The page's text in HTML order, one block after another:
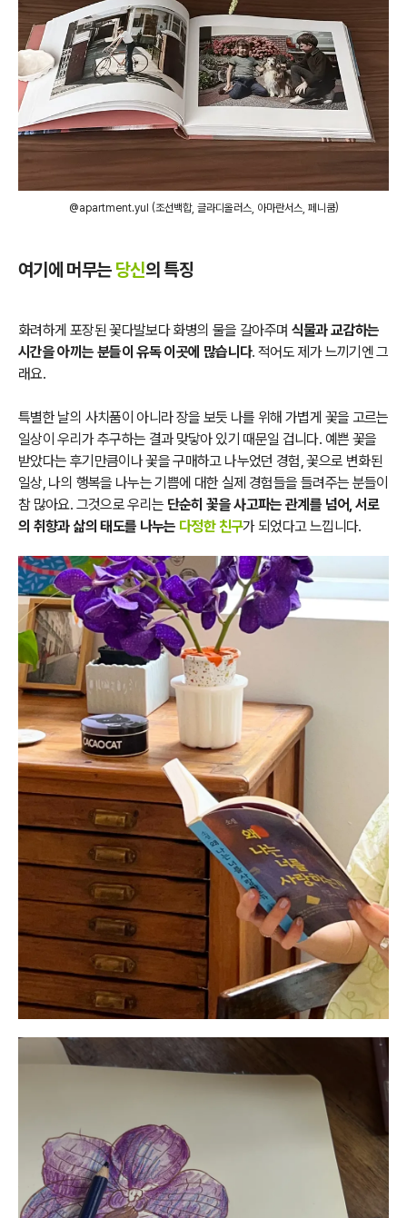
@apartment.yul (조선백합, 글라디올러스, 아마란서스, 페니쿰)
여기에 머무는 당신의 특징
화려하게 포장된 꽃다발보다 화병의 물을 갈아주며 식물과 교감하는
시간을 아끼는 분들이 유독 이곳에 많습니다. 적어도 제가 느끼기엔 그
래요.
특별한 날의 사치품이 아니라 장을 보듯 나를 위해 가볍게 꽃을 고르는
일상이 우리가 추구하는 결과 맞닿아 있기 때문일 겁니다. 예쁜 꽃을
받았다는 후기만큼이나 꽃을 구매하고 나누었던 경험, 꽃으로 변화된
일상, 나의 행복을 나누는 기쁨에 대한 실제 경험들을 들려주는 분들이
참 많아요. 그것으로 우리는 단순히 꽃을 사고파는 관계를 넘어, 서로
의 취향과 삶의 태도를 나누는 다정한 친구가 되었다고 느낍니다.